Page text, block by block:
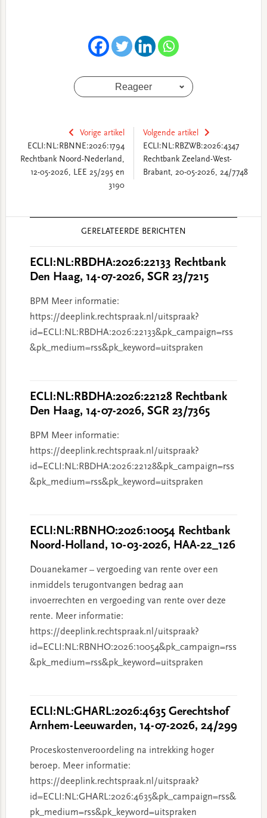
Reageer
Vorige artikel
ECLI:NL:RBNNE:2026:1794
Rechtbank Noord-Nederland,
12-05-2026, LEE 25/295 en
3190
Volgende artikel
ECLI:NL:RBZWB:2026:4347
Rechtbank Zeeland-West-
Brabant, 20-05-2026, 24/7748
GERELATEERDE BERICHTEN
ECLI:NL:RBDHA:2026:22133 Rechtbank
Den Haag, 14-07-2026, SGR 23/7215
BPM Meer informatie:
https://deeplink.rechtspraak.nl/uitspraak?
id=ECLI:NL:RBDHA:2026:22133&pk_campaign=rss
&pk_medium=rss&pk_keyword=uitspraken
ECLI:NL:RBDHA:2026:22128 Rechtbank
Den Haag, 14-07-2026, SGR 23/7365
BPM Meer informatie:
https://deeplink.rechtspraak.nl/uitspraak?
id=ECLI:NL:RBDHA:2026:22128&pk_campaign=rss
&pk_medium=rss&pk_keyword=uitspraken
ECLI:NL:RBNHO:2026:10054 Rechtbank
Noord-Holland, 10-03-2026, HAA-22_126
Douanekamer – vergoeding van rente over een
inmiddels terugontvangen bedrag aan
invoerrechten en vergoeding van rente over deze
rente. Meer informatie:
https://deeplink.rechtspraak.nl/uitspraak?
id=ECLI:NL:RBNHO:2026:10054&pk_campaign=rss
&pk_medium=rss&pk_keyword=uitspraken
ECLI:NL:GHARL:2026:4635 Gerechtshof
Arnhem-Leeuwarden, 14-07-2026, 24/299
Proceskostenveroordeling na intrekking hoger
beroep. Meer informatie:
https://deeplink.rechtspraak.nl/uitspraak?
id=ECLI:NL:GHARL:2026:4635&pk_campaign=rss&
pk_medium=rss&pk_keyword=uitspraken